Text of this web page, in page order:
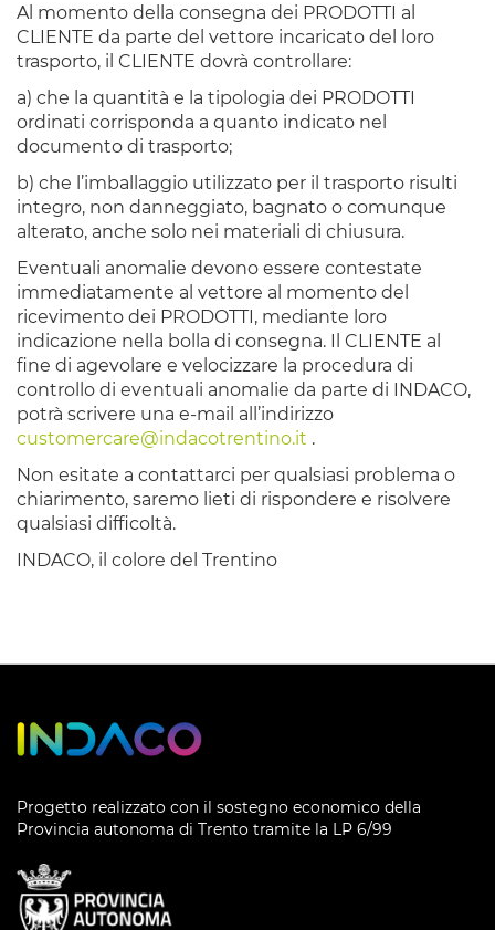
Al momento della consegna dei PRODOTTI al
CLIENTE da parte del vettore incaricato del loro
trasporto, il CLIENTE dovrà controllare:
a) che la quantità e la tipologia dei PRODOTTI
ordinati corrisponda a quanto indicato nel
documento di trasporto;
b) che l’imballaggio utilizzato per il trasporto risulti
integro, non danneggiato, bagnato o comunque
alterato, anche solo nei materiali di chiusura.
Eventuali anomalie devono essere contestate
immediatamente al vettore al momento del
ricevimento dei PRODOTTI, mediante loro
indicazione nella bolla di consegna. Il CLIENTE al
fine di agevolare e velocizzare la procedura di
controllo di eventuali anomalie da parte di INDACO,
potrà scrivere una e-mail all’indirizzo
customercare@indacotrentino.it .
Non esitate a contattarci per qualsiasi problema o
chiarimento, saremo lieti di rispondere e risolvere
qualsiasi difficoltà.
INDACO, il colore del Trentino
Progetto realizzato con il sostegno economico della
Provincia autonoma di Trento tramite la LP 6/99